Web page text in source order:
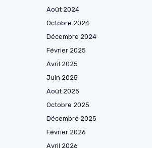
Août 2024
Octobre 2024
Décembre 2024
Février 2025
Avril 2025
Juin 2025
Août 2025
Octobre 2025
Décembre 2025
Février 2026
Avril 2026